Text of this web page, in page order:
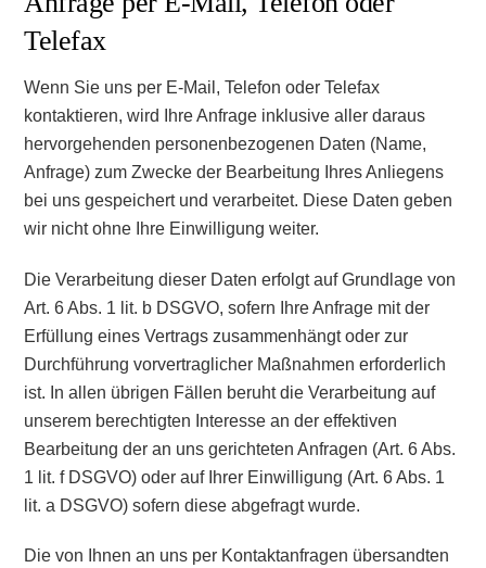
Telefax
Wenn Sie uns per E-Mail, Telefon oder Telefax
kontaktieren, wird Ihre Anfrage inklusive aller daraus
hervorgehenden personenbezogenen Daten (Name,
Anfrage) zum Zwecke der Bearbeitung Ihres Anliegens
bei uns gespeichert und verarbeitet. Diese Daten geben
wir nicht ohne Ihre Einwilligung weiter.
Die Verarbeitung dieser Daten erfolgt auf Grundlage von
Art. 6 Abs. 1 lit. b DSGVO, sofern Ihre Anfrage mit der
Erfüllung eines Vertrags zusammenhängt oder zur
Durchführung vorvertraglicher Maßnahmen erforderlich
ist. In allen übrigen Fällen beruht die Verarbeitung auf
unserem berechtigten Interesse an der effektiven
Bearbeitung der an uns gerichteten Anfragen (Art. 6 Abs.
1 lit. f DSGVO) oder auf Ihrer Einwilligung (Art. 6 Abs. 1
lit. a DSGVO) sofern diese abgefragt wurde.
Die von Ihnen an uns per Kontaktanfragen übersandten